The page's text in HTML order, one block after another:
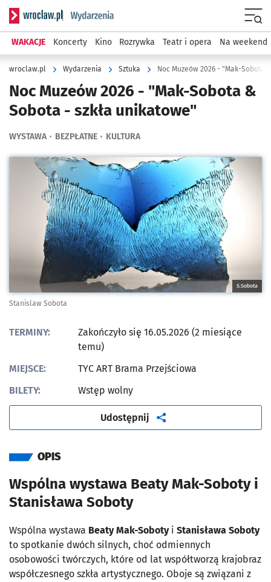
Serwis informacyjny wroclaw.pl podserwis: Wydarzenia
WAKACJE Koncerty Kino Rozrywka Teatr i opera Na weekend
wroclaw.pl Wydarzenia Sztuka Noc Muzeów 2026 - "Mak-Sobota
Noc Muzeów 2026 - "Mak-Sobota &
Sobota - szkła unikatowe"
WYSTAWA BEZPŁATNE KULTURA
Kliknij, aby powiększyć
S.Sobota
Stanislaw Sobota
TERMINY:
Zakończyło się 16.05.2026 (2 miesiące
temu)
MIEJSCE:
TYC ART Brama Przejściowa
BILETY:
Wstęp wolny
Udostępnij artykuł
OPIS
Wspólna wystawa Beaty Mak-Soboty i
Stanisława Soboty
Wspólna wystawa Beaty Mak-Sobotyi Stanisława Soboty
to spotkanie dwóch silnych, choć odmiennych
osobowości twórczych, które od lat współtworzą krajobraz
współczesnego szkła artystycznego. Oboje są związani z